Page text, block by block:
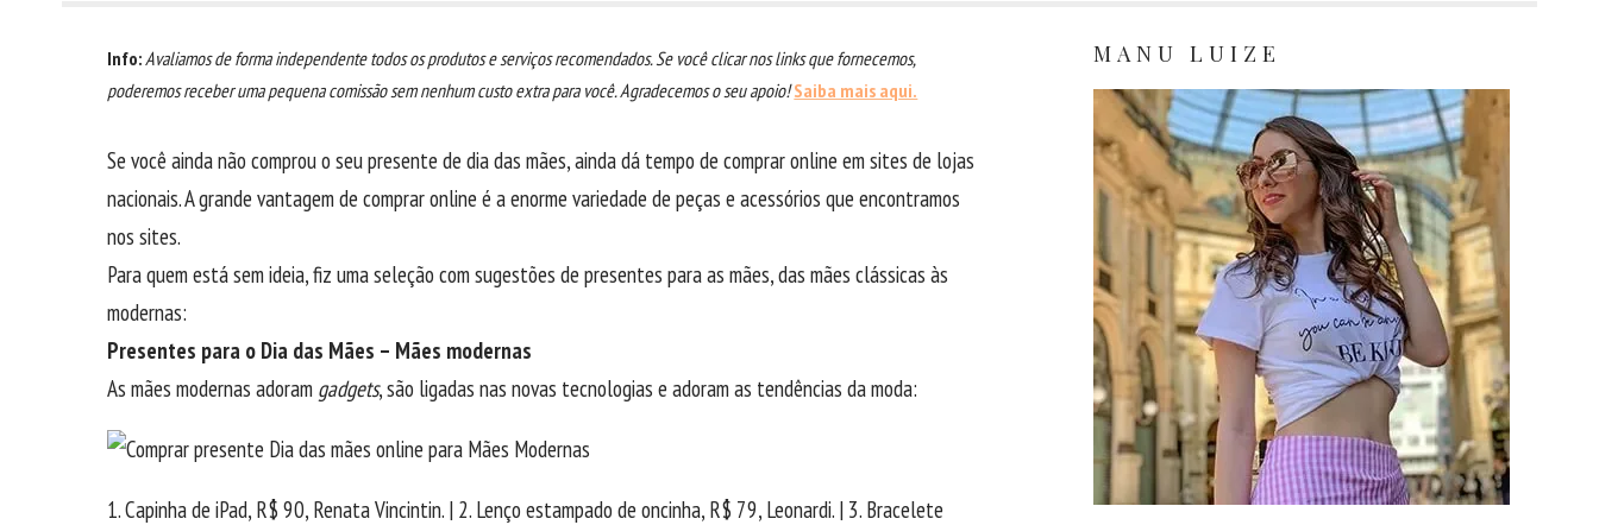
Info:Avaliamos de forma independente todos os produtos e serviços recomendados. Se você clicar nos links que fornecemos,
poderemos receber uma pequena comissão sem nenhum custo extra para você. Agradecemos o seu apoio!Saiba mais aqui.
Se você ainda não comprou o seu presente de dia das mães, ainda dá tempo de comprar online em sites de lojas
nacionais. A grande vantagem de comprar online é a enorme variedade de peças e acessórios que encontramos
nos sites.
Para quem está sem ideia, fiz uma seleção com sugestões de presentes para as mães, das mães clássicas às
modernas:
Presentes para o Dia das Mães – Mães modernas
As mães modernas adoram gadgets, são ligadas nas novas tecnologias e adoram as tendências da moda:
1. Capinha de iPad, R$ 90, Renata Vincintin. | 2. Lenço estampado de oncinha, R$ 79, Leonardi. | 3. Bracelete
MANU LUIZE